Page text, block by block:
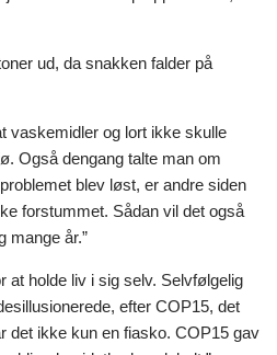
ud, da snakken falder på
vaskemidler og lort ikke skulle
Også dengang talte man om
blev løst, er andre siden
forstummet. Sådan vil det også
mange år.”
at holde liv i sig selv. Selvfølgelig
efter COP15, det
det ikke kun en fiasko. COP15 gav